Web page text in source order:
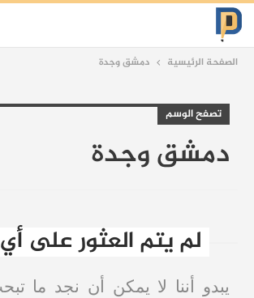
الصفحة الرئيسية دمشق وجدة
تصفح الوسم
دمشق وجدة
لم يتم العثور على
يبدو أننا لا يمكن أن نجد ما